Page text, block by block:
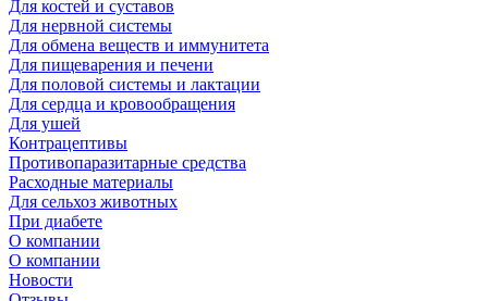
Для костей и суставов
Для нервной системы
Для обмена веществ и иммунитета
Для пищеварения и печени
Для половой системы и лактации
Для сердца и кровообращения
Для ушей
Контрацептивы
Противопаразитарные средства
Расходные материалы
Для сельхоз животных
При диабете
О компании
О компании
Новости